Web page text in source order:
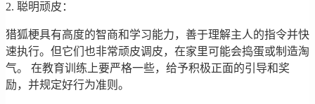
2. 聪明顽皮：
猎狐梗具有高度的智商和学习能力，善于理解主人的指令并快
速执行。但它们也非常顽皮调皮，在家里可能会捣蛋或制造淘
气。 在教育训练上要严格一些，给予积极正面的引导和奖
励，并规定好行为准则。